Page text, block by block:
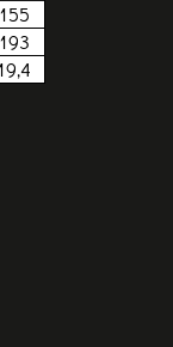
155
193